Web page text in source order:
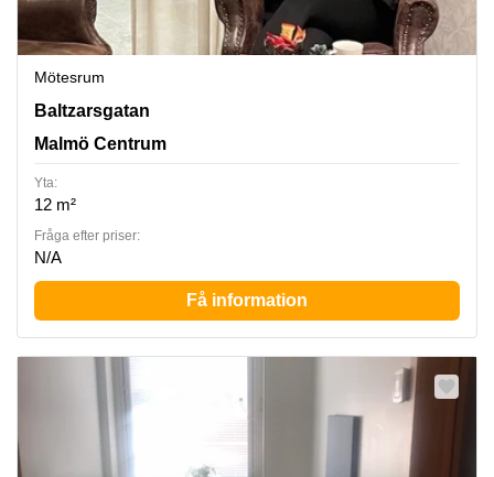
Mötesrum
Baltzarsgatan 18, Malmö Centrum
Baltzarsgatan
Malmö Centrum
Yta:
12 m²
Fråga efter priser:
N/A
Få information